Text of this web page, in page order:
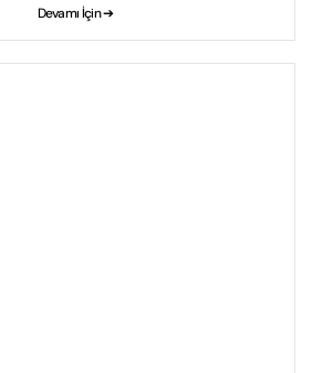
Devamı İçin ➔